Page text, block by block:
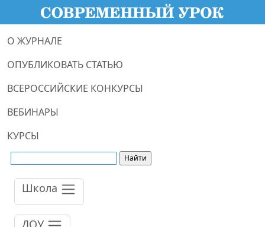
О ЖУРНАЛЕ
ОПУБЛИКОВАТЬ СТАТЬЮ
ВСЕРОССИЙСКИЕ КОНКУРСЫ
ВЕБИНАРЫ
КУРСЫ
Школа